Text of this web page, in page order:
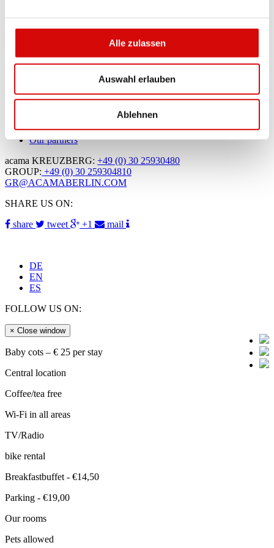
Alle zulassen
Auswahl erlauben
Ablehnen
Group Travel to Berlin
change or cancel your booking
Privacy Policy
Our partners
acama KREUZBERG: +49 (0) 30 25930480
GROUP: +49 (0) 30 259304810
GR@ACAMABERLIN.COM
SHARE US ON:
share
tweet +1 mail
DE
EN
ES
FOLLOW US ON:
× Close window
Baby cots – € 25 per stay
Central location
Coffee/tea free
Wi-Fi in all areas
TV/Radio
bike rental
Breakfastbuffet - €14,50
Parking - €19,00
Our rooms
Pets allowed